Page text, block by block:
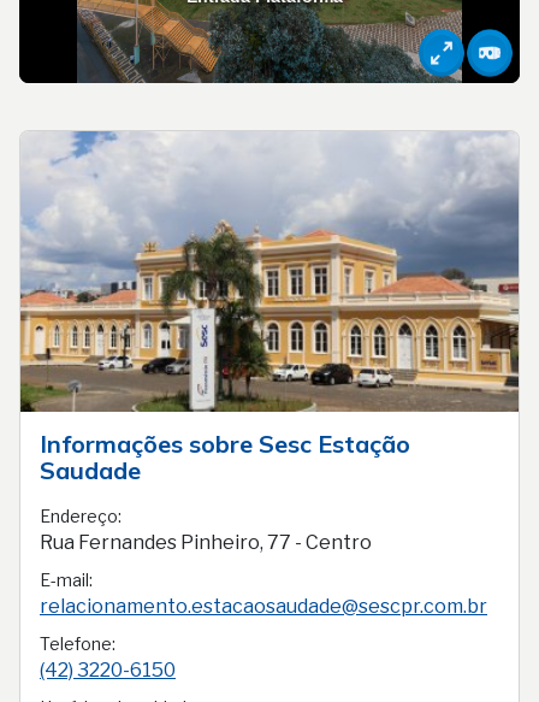
Informações sobre Sesc Estação
Saudade
Endereço:
Rua Fernandes Pinheiro, 77 - Centro
E-mail:
relacionamento.estacaosaudade@sescpr.com.br
Telefone:
(42) 3220-6150